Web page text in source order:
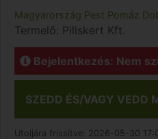
Magyarország Pest Pomáz
Termelő: Piliskert Kft.
Bejelentkezés: Nem
SZEDD ÉS/VAGY VEDD
Utoljára frissítve: 2026-05-30